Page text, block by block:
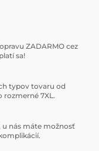
ZADARMO cez
sa!
typov tovaru od
rozmerné 7XL.
u nás máte možnosť